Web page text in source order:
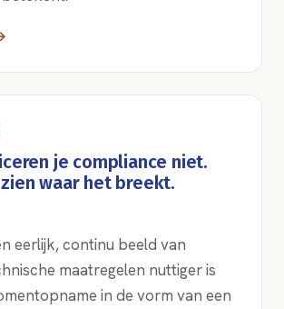
je compliance niet.
waar het breekt.
eerlijk, continu beeld van
maatregelen nuttiger is
in de vorm van een